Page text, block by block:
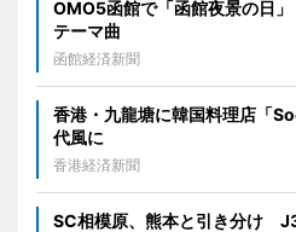
OMO5函館で「函館夜景の日
テーマ曲
函館経済新聞
香港・九龍塘に韓国料理店「
代風に
香港経済新聞
SC相模原、熊本と引き分け